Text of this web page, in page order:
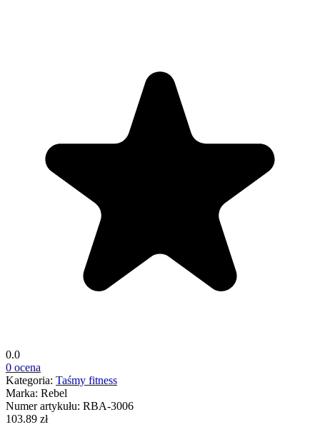
0.0
0 ocena
Kategoria: Taśmy fitness
Marka: Rebel
Numer artykułu: RBA-3006
103.89 zł